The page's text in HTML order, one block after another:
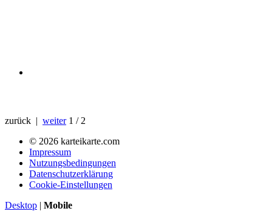
zurück | weiter 1 / 2
© 2026 karteikarte.com
Impressum
Nutzungsbedingungen
Datenschutzerklärung
Cookie-Einstellungen
Desktop | Mobile